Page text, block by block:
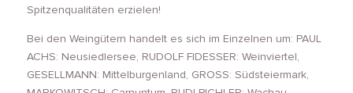
Spitzenqualitäten erzielen!
Bei den Weingütern handelt es sich im Einzelnen um: PAUL
ACHS: Neusiedlersee, RUDOLF FIDESSER: Weinviertel,
GESELLMANN: Mittelburgenland, GROSS: Südsteiermark,